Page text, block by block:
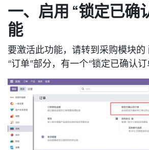
一、启用 “锁定已确
能
要激活此功能，请转到采购模块的
“订单”部分，有一个“锁定已确认订